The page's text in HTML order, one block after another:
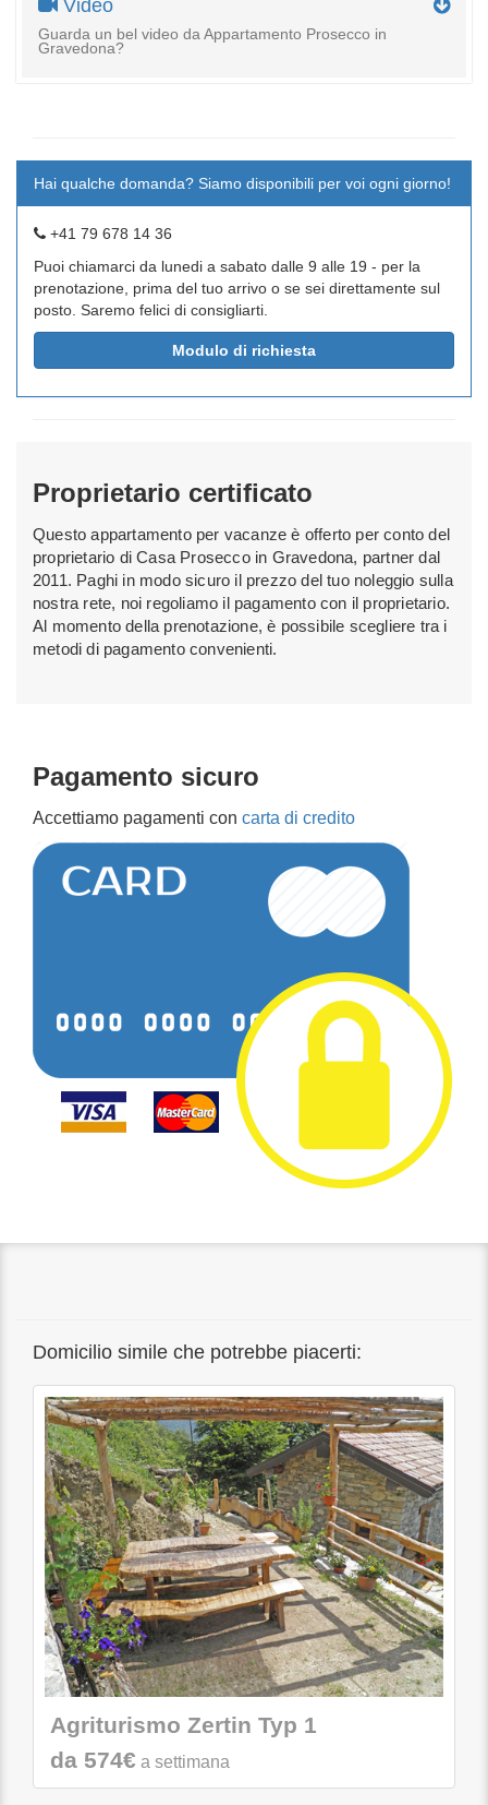
Video
Guarda un bel video da Appartamento Prosecco in
Gravedona?
Hai qualche domanda? Siamo disponibili per voi ogni giorno!
+41 79 678 14 36
Puoi chiamarci da lunedi a sabato dalle 9 alle 19 - per la
prenotazione, prima del tuo arrivo o se sei direttamente sul
posto. Saremo felici di consigliarti.
Modulo di richiesta
Proprietario certificato
Questo appartamento per vacanze è offerto per conto del
proprietario di Casa Prosecco in Gravedona, partner dal
2011. Paghi in modo sicuro il prezzo del tuo noleggio sulla
nostra rete, noi regoliamo il pagamento con il proprietario.
Al momento della prenotazione, è possibile scegliere tra i
metodi di pagamento convenienti.
Pagamento sicuro
Accettiamo pagamenti con carta di credito
Domicilio simile che potrebbe piacerti:
Agriturismo Zertin Typ 1
da 574€ a settimana